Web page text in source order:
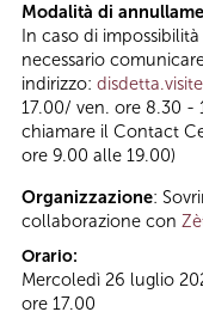
Modalità di
In caso di
necessario
indirizzo:
17.00/ ven. ore 8.30 -
chiamare il Contact
ore 9.00 alle 19.00)
Organizzazione:
collaborazione con
Orario:
Mercoledì 26 luglio
ore 17.00